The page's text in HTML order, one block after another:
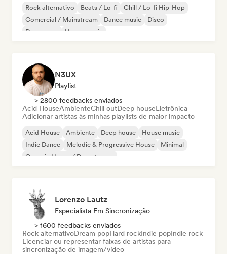
Rock alternativo Beats / Lo-fi
Chill / Lo-fi Hip-Hop
Comercial / Mainstream
Dance music
Disco
Dream pop
House music
N3UX
Playlist
> 2800 feedbacks enviados
Acid HouseAmbienteChill outDeep houseEletrônica
Adicionar artistas às minhas playlists de maior impacto
Acid House Ambiente Deep house
House music
Indie Dance
Melodic & Progressive House
Minimal
Organic House / Downtempo
Lorenzo Lautz
Especialista Em Sincronização
> 1600 feedbacks enviados
Rock alternativoDream popHard rockIndie popIndie rock
Licenciar ou representar faixas de artistas para
sincronização de imagem/vídeo